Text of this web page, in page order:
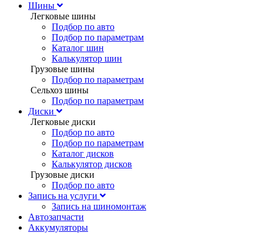
Шины
Легковые шины
Подбор по авто
Подбор по параметрам
Каталог шин
Калькулятор шин
Грузовые шины
Подбор по параметрам
Сельхоз шины
Подбор по параметрам
Диски
Легковые диски
Подбор по авто
Подбор по параметрам
Каталог дисков
Калькулятор дисков
Грузовые диски
Подбор по авто
Запись на услуги
Запись на шиномонтаж
Автозапчасти
Аккумуляторы